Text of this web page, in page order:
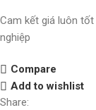
Cam kết giá luôn
nghiệp
Compare
Add to wishlist
Share: